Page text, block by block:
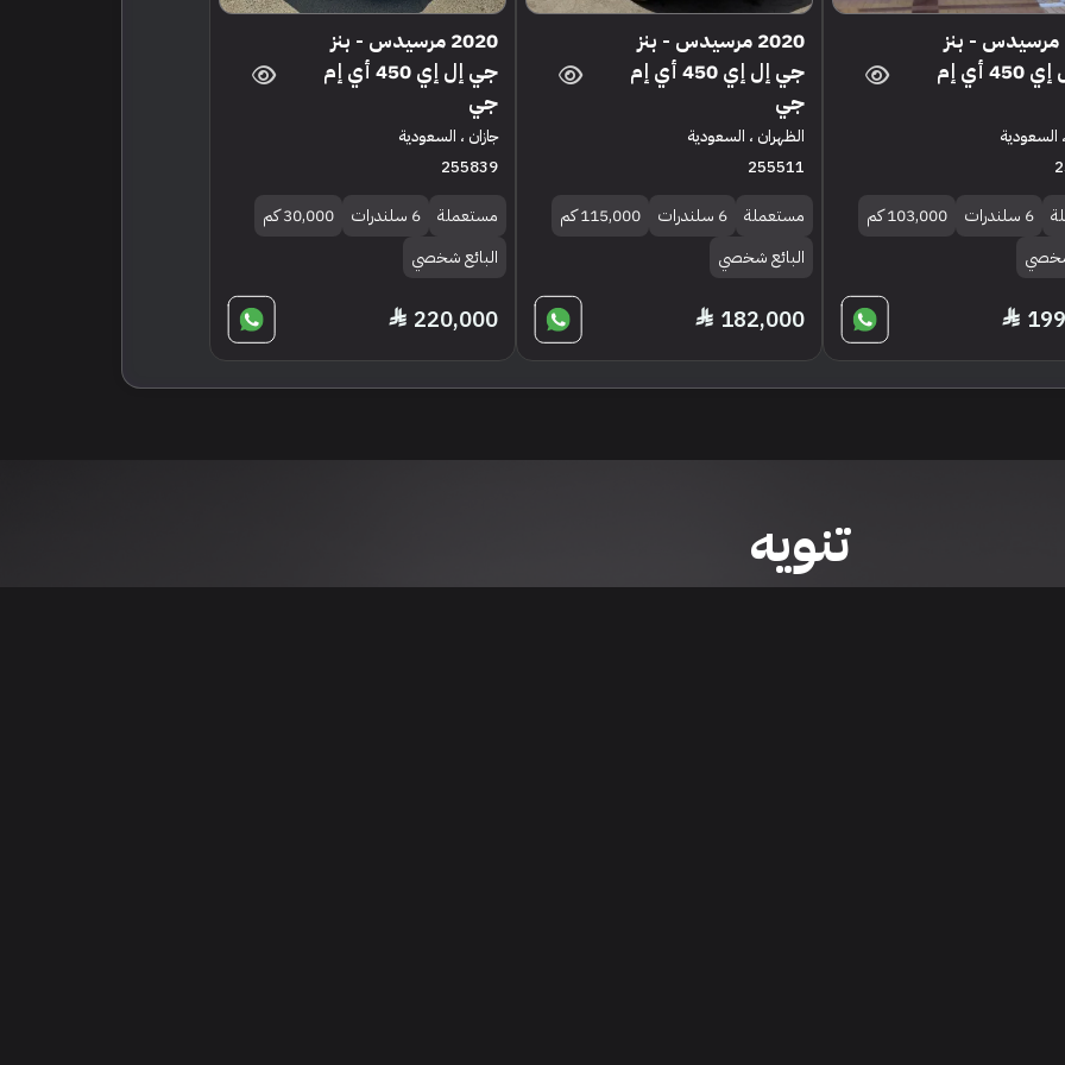
2019 مرسيدس - بنز
جي إل إي 450 أي إم
السعودية
6 سلندرات
103,000 كم
شخصي
2020 مرسيدس - بنز
جي إل إي 450 أي إم
جي
الظهران ، السعودية
255511
مستعملة 6 سلندرات
115,000 كم
البائع شخصي
182,000
2020 مرسيدس - بنز
جي إل إي 450 أي إم
جي
جازان ، السعودية
255839
مستعملة 6 سلندرات
30,000 كم
البائع شخصي
220,000
تنويه